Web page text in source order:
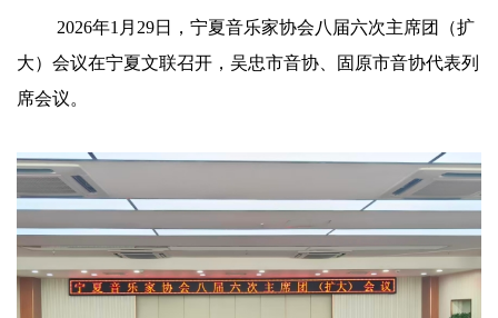
2026年1月29日，宁夏音乐家协会八届六次主席团（扩
大）会议在宁夏文联召开，吴忠市音协、固原市音协代表列
席会议。